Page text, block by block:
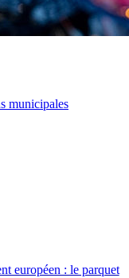
municipales
européen : le parquet